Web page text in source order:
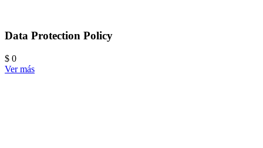
Data Protection Policy
$ 0
Ver más